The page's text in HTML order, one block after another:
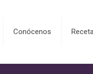
Conócenos